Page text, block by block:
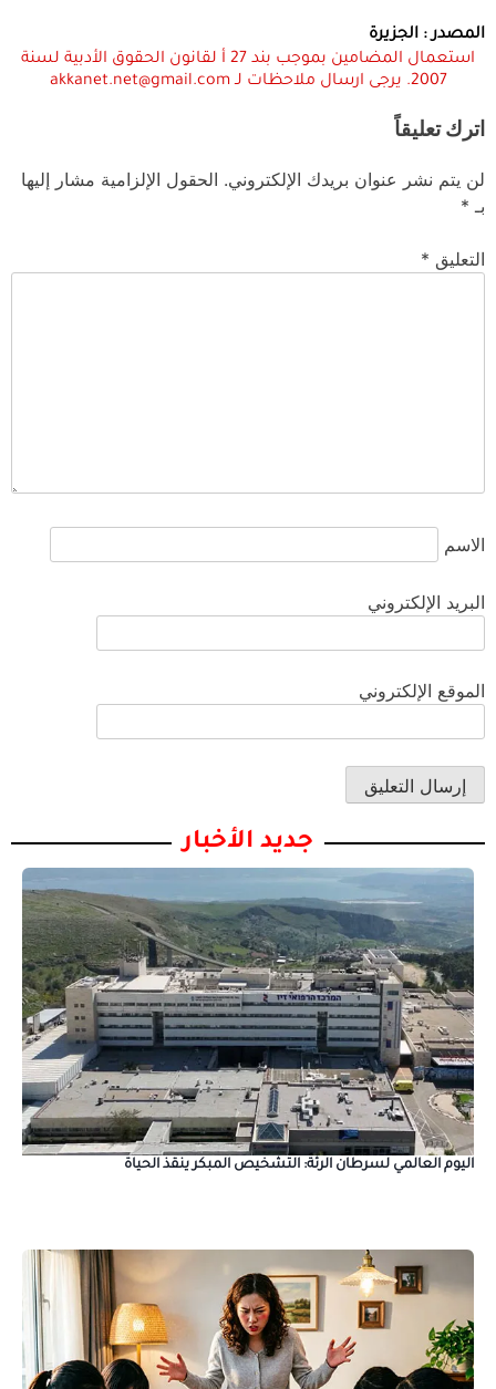
المصدر : الجزيرة
استعمال المضامين بموجب بند 27 أ لقانون الحقوق الأدبية لسنة
2007. يرجى ارسال ملاحظات لـ akkanet.net@gmail.com
اترك تعليقاً
لن يتم نشر عنوان بريدك الإلكتروني. الحقول الإلزامية مشار إليها
بـ *
التعليق *
الاسم
البريد الإلكتروني
الموقع الإلكتروني
جديد الأخبار
اليوم العالمي لسرطان الرئة: التشخيص المبكر ينقذ الحياة